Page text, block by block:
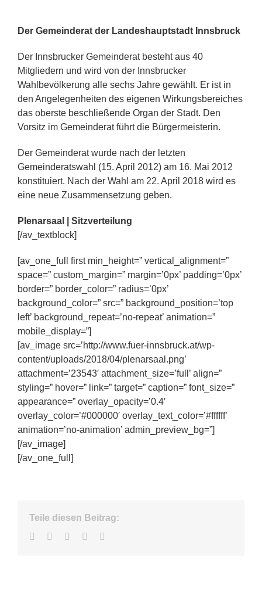
Der Gemeinderat der Landeshauptstadt Innsbruck
Der Innsbrucker Gemeinderat besteht aus 40
Mitgliedern und wird von der Innsbrucker
Wahlbevölkerung alle sechs Jahre gewählt. Er ist in
den Angelegenheiten des eigenen Wirkungsbereiches
das oberste beschließende Organ der Stadt. Den
Vorsitz im Gemeinderat führt die Bürgermeisterin.
Der Gemeinderat wurde nach der letzten
Gemeinderatswahl (15. April 2012) am 16. Mai 2012
konstituiert. Nach der Wahl am 22. April 2018 wird es
eine neue Zusammensetzung geben.
Plenarsaal | Sitzverteilung
[/av_textblock]
[av_one_full first min_height=” vertical_alignment=”
space=” custom_margin=” margin=’0px’ padding=’0px’
border=” border_color=” radius=’0px’
background_color=” src=” background_position=’top
left’ background_repeat=’no-repeat’ animation=”
mobile_display=”]
[av_image src=’http://www.fuer-innsbruck.at/wp-
content/uploads/2018/04/plenarsaal.png’
attachment=’23543′ attachment_size=’full’ align=”
styling=” hover=” link=” target=” caption=” font_size=”
appearance=” overlay_opacity=’0.4′
overlay_color=’#000000′ overlay_text_color=’#ffffff’
animation=’no-animation’ admin_preview_bg=”]
[/av_image]
[/av_one_full]
Teile diesen Beitrag:
Facebook
TwitterLinkedInWhatsApp